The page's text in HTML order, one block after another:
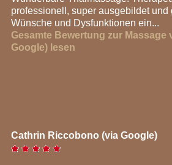
professionell, super ausgebildet und
Wünsche und Dysfunktionen ein...
Gesamte Bewertung zur Massage
Google) lesen
Cathrin Riccobono (via Google)